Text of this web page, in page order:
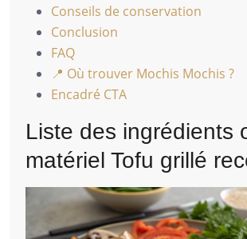
Conseils de conservation
Conclusion
FAQ
📍 Où trouver Mochis Mochis ?
Encadré CTA
Liste des ingrédients
matériel Tofu grillé